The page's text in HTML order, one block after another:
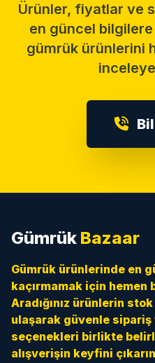
Ürünler, fiyatlar ve
en güncel bilgilere
gümrük ürünlerini
Gümrük Bazaar
Gümrük ürünlerinde en
kaçırmamak için
Aradığınız ürünlerin
ulaşarak güvenle sipariş
seçenekleri birlikte
alışverişin keyfini